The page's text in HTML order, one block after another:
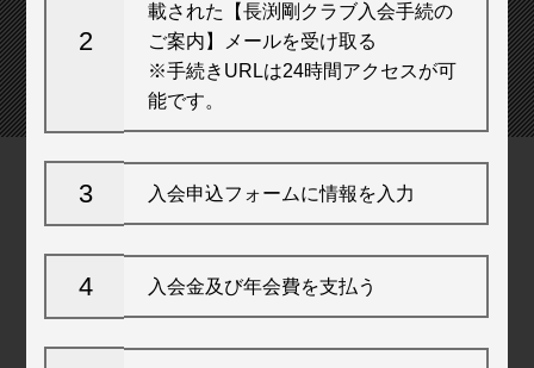
2
載された【長渕剛クラブ入会手続の
ご案内】メールを受け取る
※手続きURLは24時間アクセスが可
能です。
3 入会申込フォームに情報を入力
4 入会金及び年会費を支払う